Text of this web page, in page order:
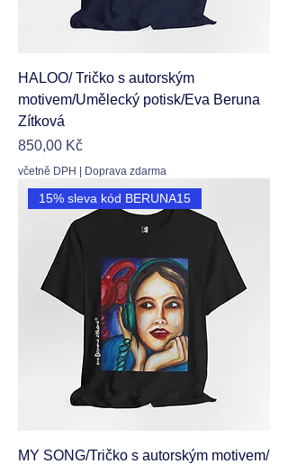
HALOO/ Tričko s autorským
motivem/Umělecký potisk/Eva Beruna
Zítková
Cena
850,00 Kč
včetně DPH Doprava zdarma
15% sleva kód BERUNA15
MY SONG/Tričko s autorským motivem/